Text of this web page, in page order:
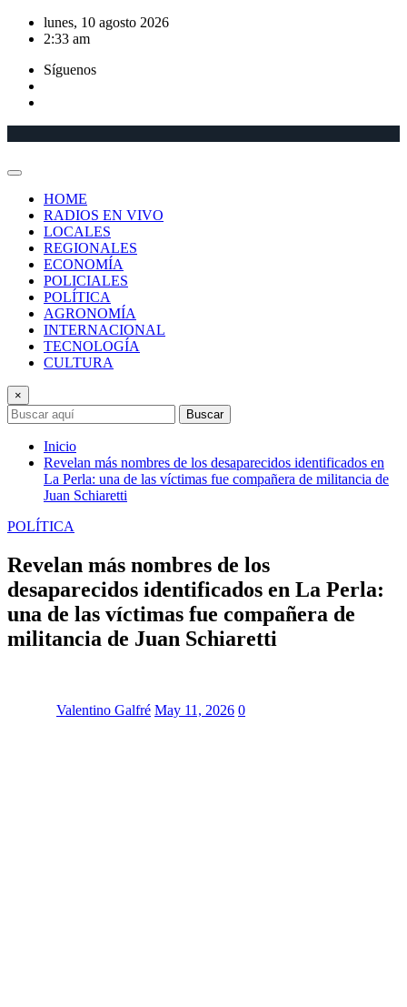
Saltar
lunes, 10 agosto 2026
2:33 am
Síguenos
HOME
RADIOS EN VIVO
LOCALES
REGIONALES
ECONOMÍA
POLICIALES
POLÍTICA
AGRONOMÍA
INTERNACIONAL
TECNOLOGÍA
CULTURA
×
Buscar
Inicio
Revelan más nombres de los desaparecidos identificados en
La Perla: una de las víctimas fue compañera de militancia de
Juan Schiaretti
POLÍTICA
Revelan más nombres de los
desaparecidos identificados en La Perla:
una de las víctimas fue compañera de
militancia de Juan Schiaretti
Valentino Galfré May 11, 2026 0